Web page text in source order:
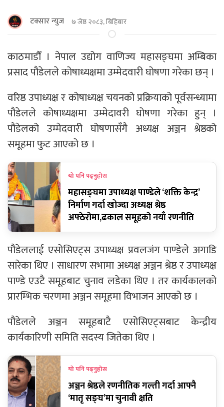
टक्सार न्युज ७ जेष्ठ २०८३, बिहिबार
काठमाडौँ । नेपाल उद्योग वाणिज्य महासङ्घमा अम्बिका
प्रसाद पौडेलले कोषाध्यक्षमा उम्मेदवारी घोषणा गरेका छन् ।
वरिष्ठ उपाध्यक्ष र कोषाध्यक्ष चयनको प्रक्रियाको पूर्वसन्ध्यामा
पौडेलले कोषाध्यक्षमा उम्मेदावरी घोषणा गरेका हुन् ।
पौडेलको उम्मेदवारी घोषणासँगै अध्यक्ष अञ्जन श्रेष्ठको
समूहमा फुट आएको छ ।
यो पनि पढ्नुहोस
महासङ्घमा उपाध्यक्ष पाण्डेले ‘शक्ति केन्द्र’
निर्माण गर्दा खोज्दा अध्यक्ष श्रेष्ठ
अफ्ठेरोमा,ढकाल समूहको नयाँ रणनीति
पौडेललाई एसोसिएट्स उपाध्यक्ष प्रवलजंग पाण्डेले अगाडि
सारेका थिए । साधारण सभामा अध्यक्ष अञ्जन श्रेष्ठ र उपाध्यक्ष
पाण्डे एउटै समूहबाट चुनाव लडेका थिए । तर कार्यकालको
प्रारम्भिक चरणमा अञ्जन समूहमा विभाजन आएको छ ।
पौडेलले अञ्जन समूहबाटै एसोसिएट्सबाट केन्द्रीय
कार्यकारिणी समिति सदस्य जितेका थिए ।
यो पनि पढ्नुहोस
अञ्जन श्रेष्ठले रणनीतिक गल्ती गर्दा आफ्नै
‘मातृ सङ्घ’मा चुनावी क्षति